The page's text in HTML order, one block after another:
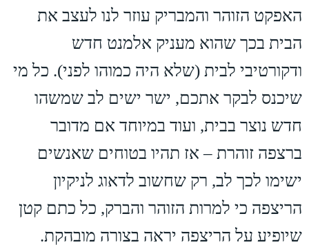
האפקט הזוהר והמבריק עוזר לנו לעצב את
הבית בכך שהוא מעניק אלמנט חדש
ודקורטיבי לבית (שלא היה כמוהו לפני). כל מי
שיכנס לבקר אתכם, ישר ישים לב שמשהו
חדש נוצר בבית, ועוד במיוחד אם מדובר
ברצפה זוהרת – אז תהיו בטוחים שאנשים
ישימו לכך לב, רק שחשוב לדאוג לניקיון
הריצפה כי למרות הזוהר והברק, כל כתם קטן
שיופיע על הריצפה יראה בצורה מובהקת.